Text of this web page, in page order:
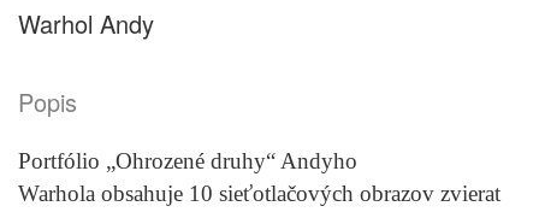
Warhol Andy
Popis
Portfólio „Ohrozené druhy“ Andyho
Warhola obsahuje 10 sieťotlačových obrazov zvierat